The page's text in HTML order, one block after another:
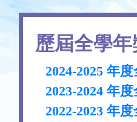
歷屆全學年
2024-2025 年
2023-2024 年
2022-2023 年